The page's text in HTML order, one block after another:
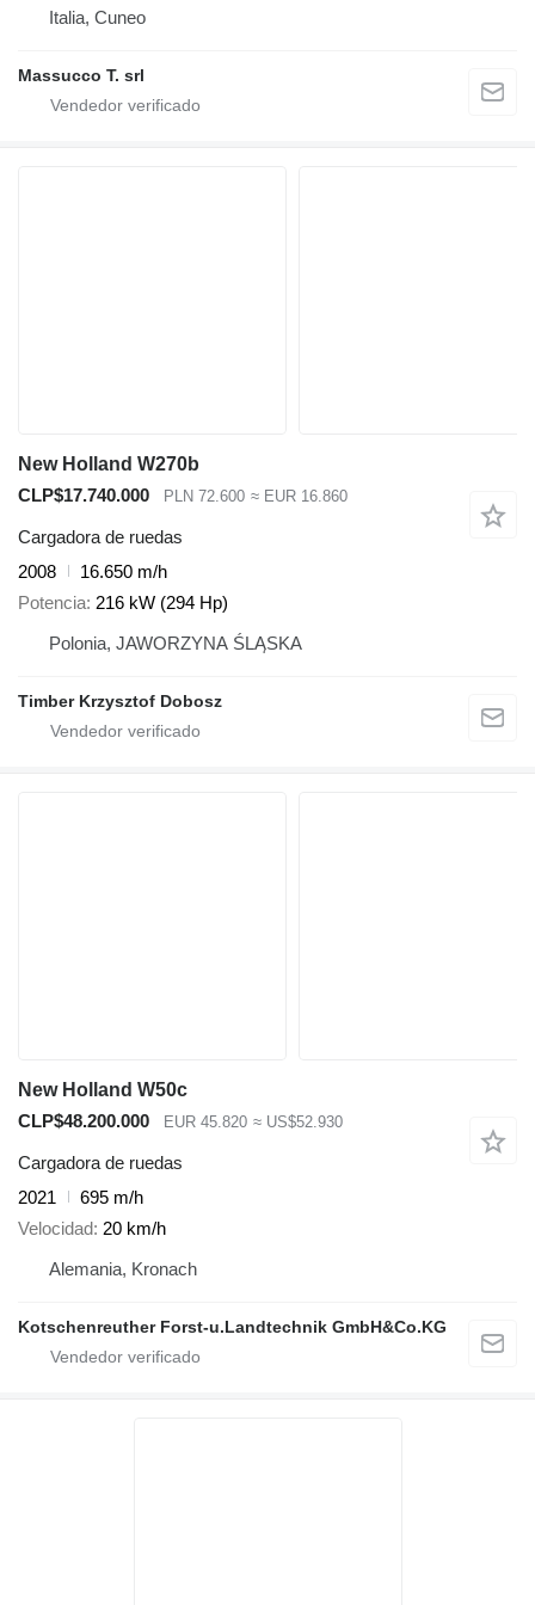
Italia, Cuneo
Massucco T. srl
New Holland W270b
CLP$17.740.000
PLN 72.600 ≈ EUR 16.860
Cargadora de ruedas
2008
16.650 m/h
Potencia 216 kW (294 Hp)
Polonia, JAWORZYNA ŚLĄSKA
Timber Krzysztof Dobosz
New Holland W50c
CLP$48.200.000
EUR 45.820 ≈ US$52.930
Cargadora de ruedas
2021
695 m/h
Velocidad 20 km/h
Alemania, Kronach
Kotschenreuther Forst-u.Landtechnik GmbH&Co.KG